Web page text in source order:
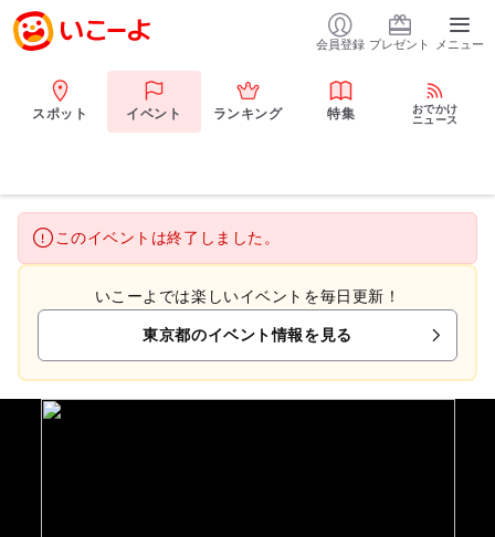
会員登録 プレゼント メニュー
スポット イベント ランキング 特集
おでかけ
ニュース
このイベントは終了しました。
いこーよでは楽しいイベントを毎日更新！
東京都のイベント情報を見る